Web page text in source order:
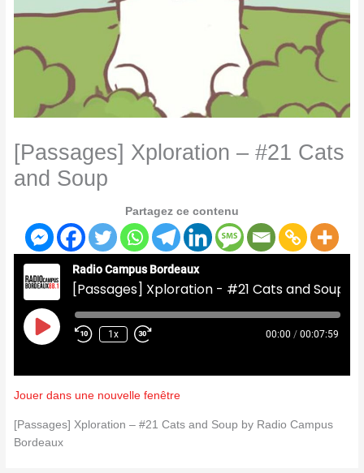
[Passages] Xploration – #21 Cats
and Soup
Partagez ce contenu
Radio Campus Bordeaux
[Passages] Xploration - #21 Cats and Soup
Play
Episode
1x 00:00 / 00:07:59
Jouer dans une nouvelle fenêtre
[Passages] Xploration – #21 Cats and Soup by Radio Campus
Bordeaux